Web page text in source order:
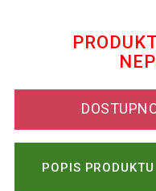
POPIS PRODUKTU